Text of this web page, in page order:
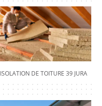
ISOLATION DE TOITURE 39 JURA